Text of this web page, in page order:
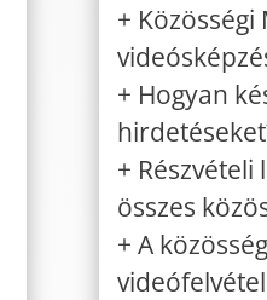
+
+ Hogyan
+
összes
+ A